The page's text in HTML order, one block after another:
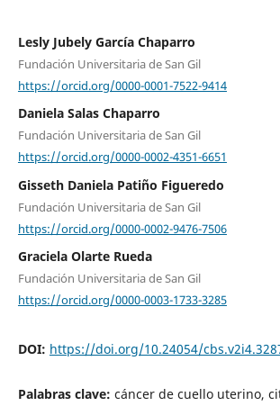
Lesly Jubely García Chaparro
Fundación Universitaria de San Gil
https://orcid.org/0000-0001-7522-9414
Daniela Salas Chaparro
Fundación Universitaria de San Gil
https://orcid.org/0000-0002-4351-6651
Gisseth Daniela Patiño Figueredo
Fundación Universitaria de San Gil
https://orcid.org/0000-0002-9476-7506
Graciela Olarte Rueda
Fundación Universitaria de San Gil
https://orcid.org/0000-0003-1733-3285
DOI: https://doi.org/10.24054/
Palabras clave: cáncer de cuello uterino,